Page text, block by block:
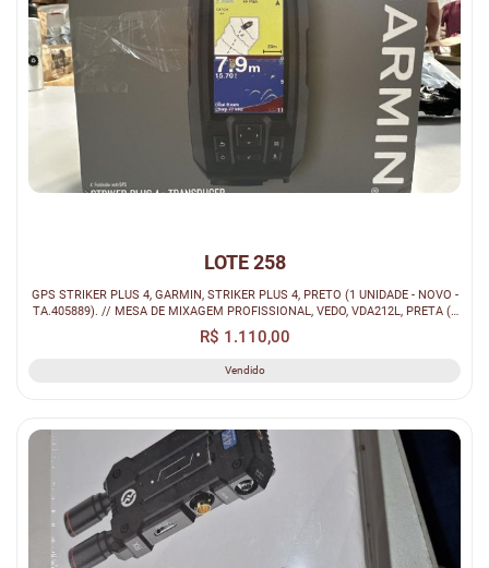
LOTE 258
GPS STRIKER PLUS 4, GARMIN, STRIKER PLUS 4, PRETO (1 UNIDADE - NOVO -
TA.405889). // MESA DE MIXAGEM PROFISSIONAL, VEDO, VDA212L, PRETA (1
U...
R$ 1.110,00
Vendido